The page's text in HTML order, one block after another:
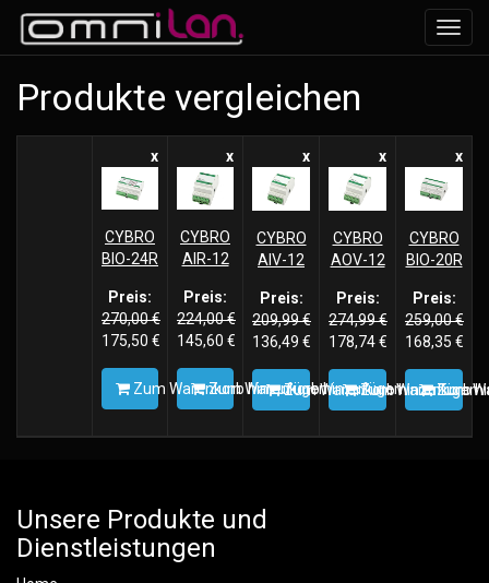
ein-/
Produkte vergleichen
x
CYBRO
BIO-24R
Preis:
270,00€
175,50 €
Zum Warenkorb hinzufügen
x
CYBRO
AIR-12
Preis:
224,00€
145,60 €
Zum Warenkorb hinzufügen
x
CYBRO
AIV-12
Preis:
209,99€
136,49 €
Zum Warenkorb hinzufügen
x
CYBRO
AOV-12
Preis:
274,99€
178,74€
Zum Warenkorb
x
CYBRO
BIO-20R
Preis:
259,00€
168,35 €
Zum
Unsere Produkte und
Dienstleistungen